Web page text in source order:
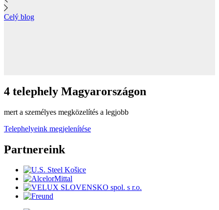
Celý blog
4 telephely Magyarországon
mert a személyes megközelítés a legjobb
Telephelyeink megjelenítése
Partnereink